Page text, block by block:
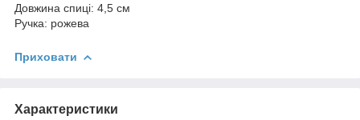
Довжина спиці: 4,5 см
Ручка: рожева
Приховати
Характеристики